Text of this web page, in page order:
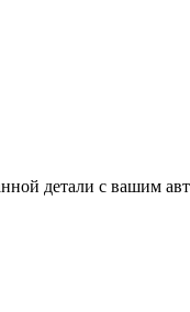
детали с вашим